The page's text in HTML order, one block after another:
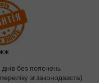
без пояснень
зг.законодавста)